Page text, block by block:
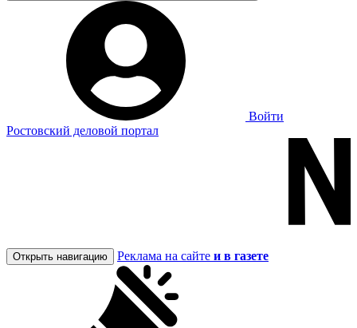
Войти
Ростовский деловой портал
Открыть навигацию Реклама на сайте и в газете